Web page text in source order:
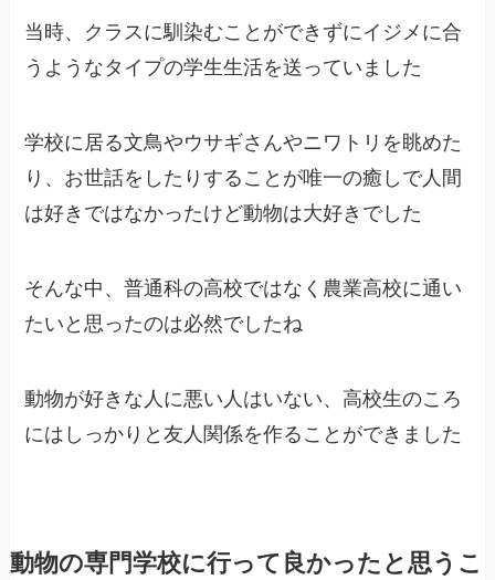
当時、クラスに馴染むことができずにイジメに合
うようなタイプの学生生活を送っていました
学校に居る文鳥やウサギさんやニワトリを眺めた
り、お世話をしたりすることが唯一の癒しで人間
は好きではなかったけど動物は大好きでした
そんな中、普通科の高校ではなく農業高校に通い
たいと思ったのは必然でしたね
動物が好きな人に悪い人はいない、高校生のころ
にはしっかりと友人関係を作ることができました
動物の専門学校に行って良かったと思うこ